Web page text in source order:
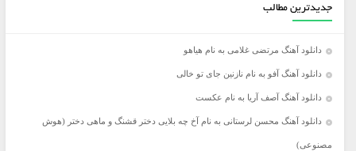
جدیدترین مطالب
دانلود آهنگ مرتضی غلامی به نام هیاهو
دانلود آهنگ آفو به نام نازنین جای تو خالی
دانلود آهنگ آصف آریا به نام عکست
دانلود آهنگ محسن لرستانی به نام آخ چه بلایی دختر قشنگ و ماهی دختر (هوش
مصنوعی)